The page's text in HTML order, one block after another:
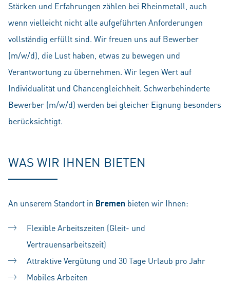
Stärken und Erfahrungen zählen bei Rheinmetall, auch
wenn vielleicht nicht alle aufgeführten Anforderungen
vollständig erfüllt sind. Wir freuen uns auf Bewerber
(m/w/d), die Lust haben, etwas zu bewegen und
Verantwortung zu übernehmen. Wir legen Wert auf
Individualität und Chancengleichheit. Schwerbehinderte
Bewerber (m/w/d) werden bei gleicher Eignung besonders
berücksichtigt.
WAS WIR IHNEN BIETEN
An unserem Standort in Bremen bieten wir Ihnen:
Flexible Arbeitszeiten (Gleit- und
Vertrauensarbeitszeit)
Attraktive Vergütung und 30 Tage Urlaub pro Jahr
Mobiles Arbeiten